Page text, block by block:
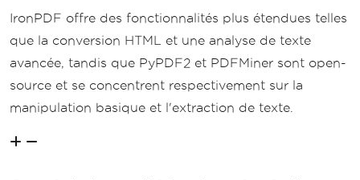
IronPDF offre des fonctionnalités plus étendues telles
que la conversion HTML et une analyse de texte
avancée, tandis que PyPDF2 et PDFMiner sont open-
source et se concentrent respectivement sur la
manipulation basique et l'extraction de texte.